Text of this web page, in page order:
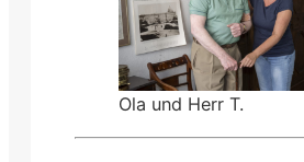
Ola und Herr T.